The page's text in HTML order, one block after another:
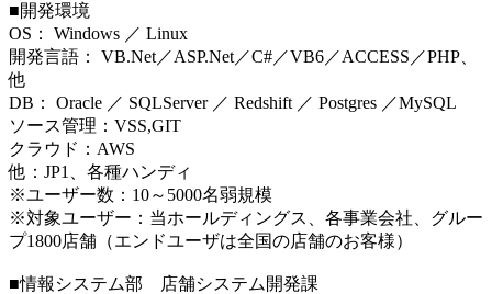
■開発環境
OS： Windows ／ Linux
開発言語： VB.Net／ASP.Net／C#／VB6／ACCESS／PHP、
他
DB： Oracle ／ SQLServer ／ Redshift ／ Postgres ／MySQL
ソース管理：VSS,GIT
クラウド：AWS
他：JP1、各種ハンディ
※ユーザー数：10～5000名弱規模
※対象ユーザー：当ホールディングス、各事業会社、グルー
プ1800店舗（エンドユーザは全国の店舗のお客様）
■情報システム部 店舗システム開発課